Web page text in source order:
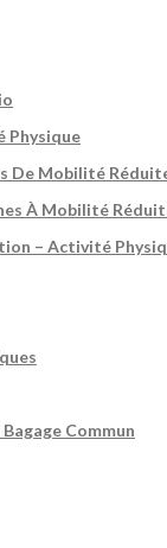
Physique
De Mobilité
À Mobilité
– Activité
Commun